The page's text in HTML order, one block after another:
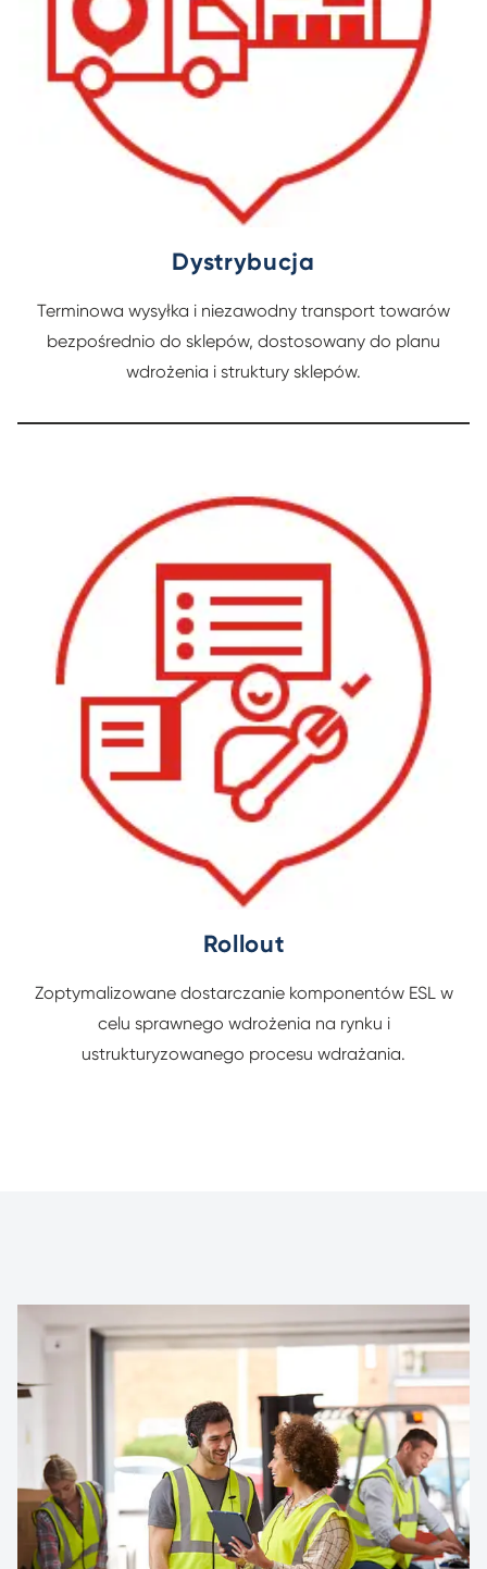
Dystrybucja
Terminowa wysyłka i niezawodny transport towarów
bezpośrednio do sklepów, dostosowany do planu
wdrożenia i struktury sklepów.
Rollout
Zoptymalizowane dostarczanie komponentów ESL w
celu sprawnego wdrożenia na rynku i
ustrukturyzowanego procesu wdrażania.